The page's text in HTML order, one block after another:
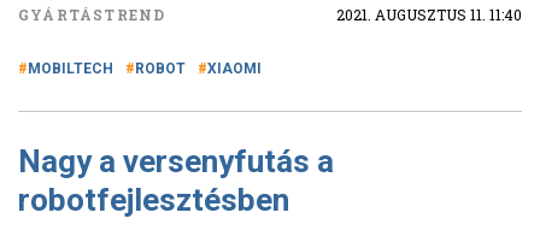
GYÁRTÁSTREND 2021. AUGUSZTUS 11. 11:40
MOBILTECH ROBOT XIAOMI
Nagy a versenyfutás a
robotfejlesztésben